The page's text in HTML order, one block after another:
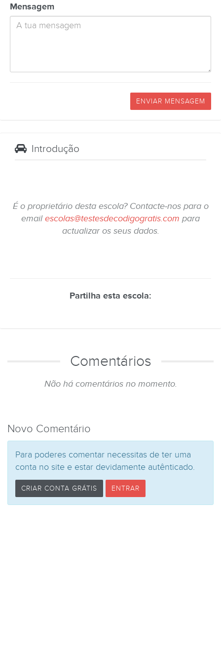
Mensagem
ENVIAR MENSAGEM
Introdução
É o proprietário desta escola? Contacte-nos para o
emailescolas@testesdecodigogratis.com para
actualizar os seus dados.
Partilha esta escola:
Comentários
Não há comentários no momento.
Novo Comentário
Para poderes comentar necessitas de ter uma
conta no site e estar devidamente autênticado.
CRIAR CONTA GRÁTIS ENTRAR